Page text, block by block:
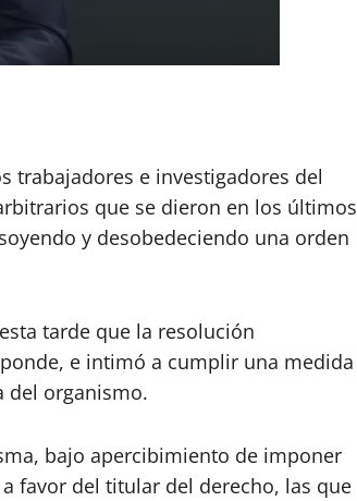
trabajadores e investigadores del
que se dieron en los últimos
y desobedeciendo una orden
tarde que la resolución
e intimó a cumplir una medida
del organismo.
bajo apercibimiento de imponer
favor del titular del derecho, las que